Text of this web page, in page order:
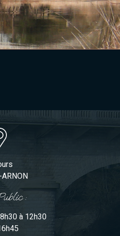
:
à 12h30